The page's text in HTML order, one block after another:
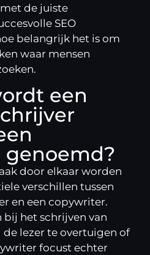
de juiste
SEO
belangrijk het is om
waar mensen
een
door elkaar worden
verschillen tussen
en een copywriter.
het schrijven van
lezer te overtuigen of
focust echter